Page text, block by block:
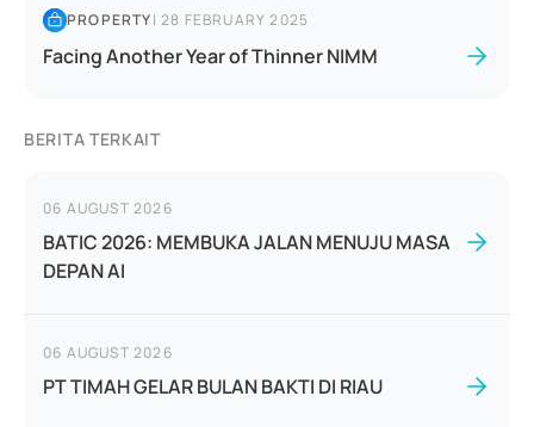
PROPERTY|28 FEBRUARY 2025
Facing Another Year of Thinner NIMM
BERITA TERKAIT
06 AUGUST 2026
BATIC 2026: MEMBUKA JALAN MENUJU MASA
DEPAN AI
06 AUGUST 2026
PT TIMAH GELAR BULAN BAKTI DI RIAU